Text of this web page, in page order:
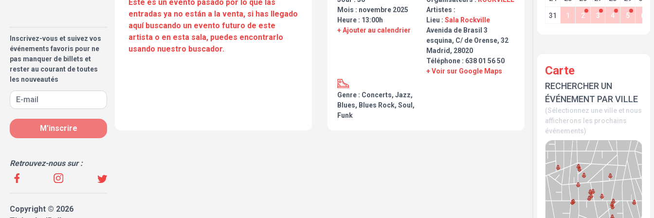
Inscrivez-vous et suivez vos
événements favoris pour ne
pas manquer de billets et
rester au courant de toutes
les nouveautés
M'inscrire
Retrouvez-nous sur :
Copyright © 2026
Este es un evento pasado por lo que las
entradas ya no están a la venta, si has llegado
aquí buscando un evento futuro de este
artista o en esta sala, puedes encontrarlo
usando nuestro buscador.
Mois : novembre 2025
Heure : 13:00h
+ Ajouter au calendrier
Artistes :
Lieu : Sala Rockville
Avenida de Brasil 3
esquina, C/ de Orense, 32
Madrid, 28020
Téléphone : 638 01 56 50
+ Voir sur Google Maps
Genre : Concerts, Jazz,
Blues, Blues Rock, Soul,
Funk
31 1 2 3 4 5 6
Carte
RECHERCHER UN
ÉVÉNEMENT PAR VILLE
(Sélectionnez une ville et nous
afficherons les prochains
événements)